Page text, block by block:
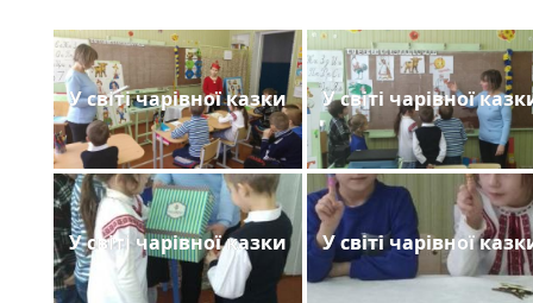
У світі чарівної казки У світі чарівної
У світі чарівної казки У світі чарівної